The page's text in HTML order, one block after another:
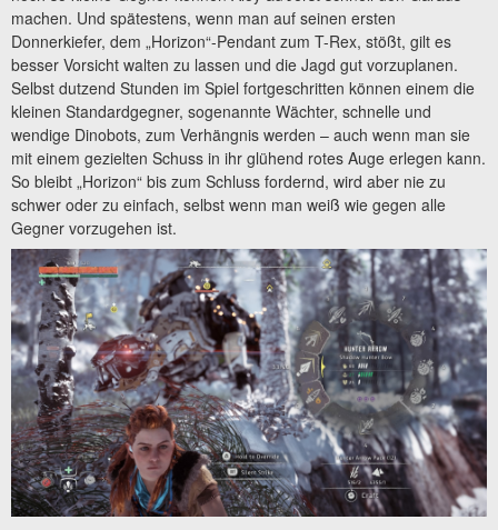
machen. Und spätestens, wenn man auf seinen ersten
Donnerkiefer, dem „Horizon“-Pendant zum T-Rex, stößt, gilt es
besser Vorsicht walten zu lassen und die Jagd gut vorzuplanen.
Selbst dutzend Stunden im Spiel fortgeschritten können einem die
kleinen Standardgegner, sogenannte Wächter, schnelle und
wendige Dinobots, zum Verhängnis werden – auch wenn man sie
mit einem gezielten Schuss in ihr glühend rotes Auge erlegen kann.
So bleibt „Horizon“ bis zum Schluss fordernd, wird aber nie zu
schwer oder zu einfach, selbst wenn man weiß wie gegen alle
Gegner vorzugehen ist.